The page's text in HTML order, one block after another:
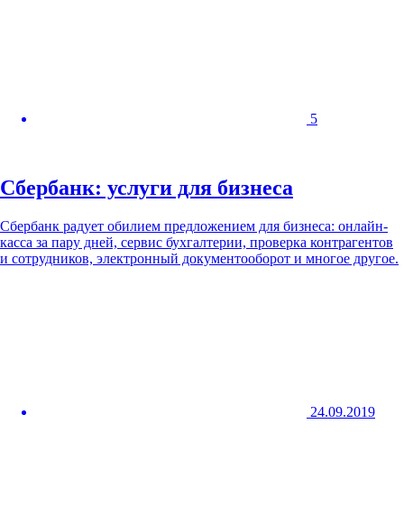
5
Сбербанк: услуги для бизнеса
Сбербанк радует обилием предложением для бизнеса: онлайн-
касса за пару дней, сервис бухгалтерии, проверка контрагентов
и сотрудников, электронный документооборот и многое другое.
24.09.2019